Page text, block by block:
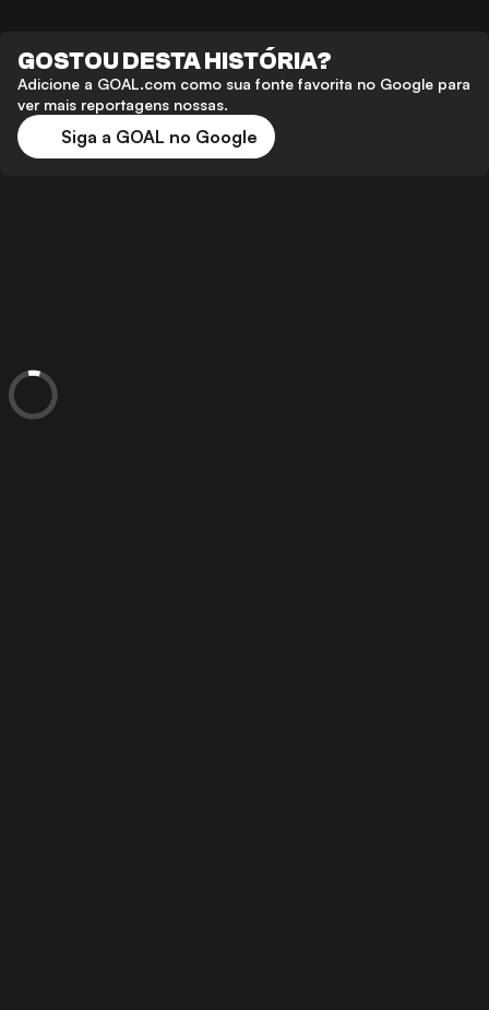
GOSTOU DESTA HISTÓRIA?
Adicione a GOAL.com como sua fonte favorita no Google para
ver mais reportagens nossas.
Siga a GOAL no Google